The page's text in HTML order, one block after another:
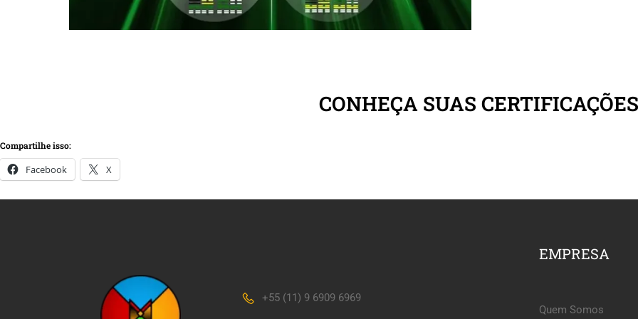
CONHEÇA SUAS CERTIFICAÇÕES
Compartilhe isso:
Facebook X
+55 (11) 9 6909 6969
EMPRESA
Quem Somos